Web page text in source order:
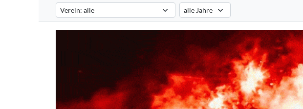
Verein auswählen
Filtert die Pyroshows nach dem ausgewählten Verein. Standard: alle Vereine
Saison auswählen
Filtert die Pyroshows nach der